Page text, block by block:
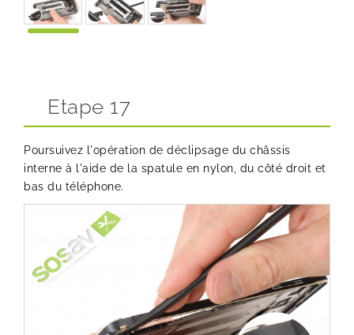
Etape 17
Poursuivez l'opération de déclipsage du châssis
interne à l'aide de la spatule en nylon, du côté droit et
bas du téléphone.